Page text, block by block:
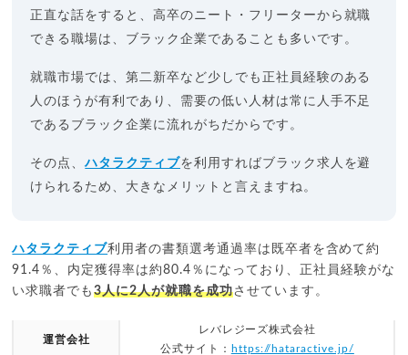
正直な話をすると、高卒のニート・フリーターから就職
できる職場は、ブラック企業であることも多いです。
就職市場では、第二新卒など少しでも正社員経験のある
人のほうが有利であり、需要の低い人材は常に人手不足
であるブラック企業に流れがちだからです。
その点、ハタラクティブを利用すればブラック求人を避
けられるため、大きなメリットと言えますね。
ハタラクティブ利用者の書類選考通過率は既卒者を含めて約
91.4％、内定獲得率は約80.4％になっており、正社員経験がな
い求職者でも3人に2人が就職を成功させています。
運営会社
レバレジーズ株式会社
公式サイト：
https://hataractive.jp/